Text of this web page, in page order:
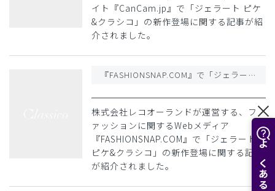
イト『CanCam.jp』で「ジェラート ピケ
&クラシコ」の新作登場に関する記事が紹
介されました。
『FASHIONSNAP.COM』で「ジェラート ピケ&クラシコ」の新作登場に関する記事が紹介されました
株式会社レコオーランドが運営する、フ
ァッションに関するWebメディア
『FASHIONSNAP.COM』で「ジェラート
ピケ&クラシコ」の新作登場に関する記事
が紹介されました。